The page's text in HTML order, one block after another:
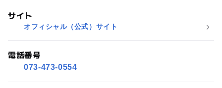
サイト
オフィシャル（公式）サイト
電話番号
073-473-0554